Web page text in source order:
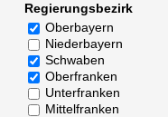
Regierungsbezirk
Oberbayern
Niederbayern
Schwaben
Oberfranken
Unterfranken
Mittelfranken